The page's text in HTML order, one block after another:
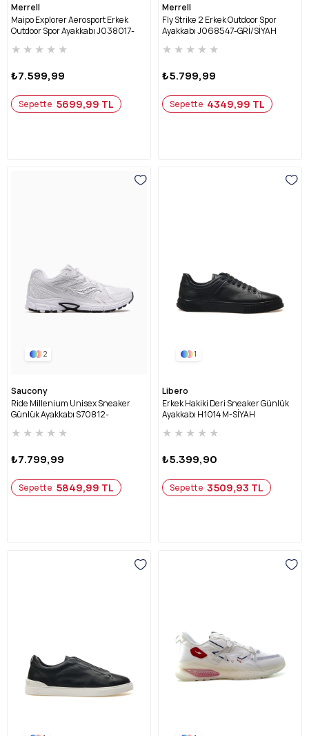
Merrell
Maipo Explorer Aerosport Erkek
Outdoor Spor Ayakkabı J038017-
★ ★ ★ ★ ★
₺7.599,99
Sepette 5699,99 TL
Merrell
Fly Strike 2 Erkek Outdoor Spor
Ayakkabı J068547-GRİ/SİYAH
★ ★ ★ ★ ★
₺5.799,99
Sepette 4349,99 TL
2
Saucony
Ride Millenium Unisex Sneaker
Günlük Ayakkabı S70812-
★ ★ ★ ★ ★
₺7.799,99
Sepette 5849,99 TL
1
Libero
Erkek Hakiki Deri Sneaker Günlük
Ayakkabı H1014 M-SİYAH
★ ★ ★ ★ ★
₺5.399,90
Sepette 3509,93 TL